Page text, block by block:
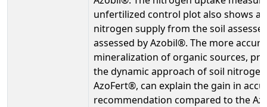
unfertilized control plot also shows
nitrogen supply from the soil
assessed by Azobil®. The more
mineralization of organic sources,
the dynamic approach of soil
AzoFert®, can explain the gain in
recommendation compared to the